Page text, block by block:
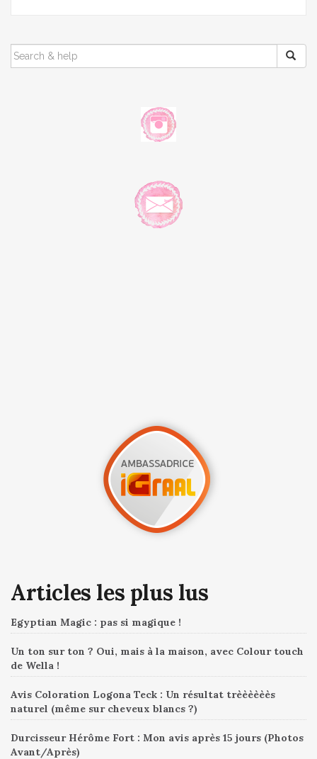
SEARCH
FOR:
Articles les plus lus
Egyptian Magic : pas si magique !
Un ton sur ton ? Oui, mais à la maison, avec Colour touch
de Wella !
Avis Coloration Logona Teck : Un résultat trèèèèèès
naturel (même sur cheveux blancs ?)
Durcisseur Hérôme Fort : Mon avis après 15 jours (Photos
Avant/Après)